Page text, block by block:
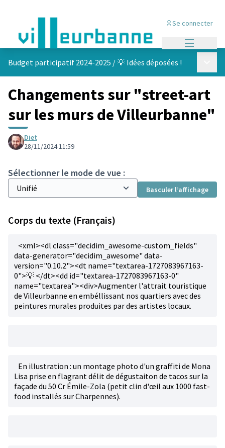
Se connecter
Budget participatif 2024-2025 /💡 Idées déposées !
Changements sur "street-art
sur les murs de Villeurbanne"
Diet
28/11/2024 11:59
Sélectionner le mode de vue :
Basculer l’affichage
Corps du texte (Français)
<xml><dl class="decidim_awesome-custom_fields"
data-generator="decidim_awesome" data-
version="0.10.2"><dt name="textarea-1727083967163-
0">💡 </dt><dd id="textarea-1727083967163-0"
name="textarea"><div>Augmenter l'attrait touristique
de Villeurbanne en embéllissant nos quartiers avec des
peintures murales produites par des artistes locaux.
En illustration : un montage photo d'un graffiti de Mona
Lisa prise en flagrant délit de dégustaiton de tacos sur la
façade du 50 Cr Émile-Zola (petit clin d'œil aux 1000 fast-
food installés sur Charpennes).